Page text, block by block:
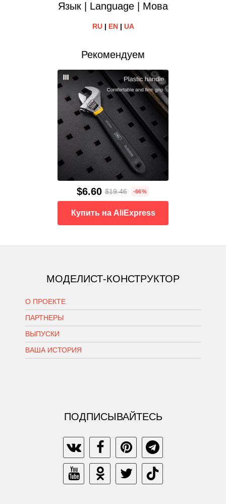
Язык | Language | Мова
RU| EN| UA
Рекомендуем
$6.60 $19.46 -66%
Купить на AliExpress
МОДЕЛИСТ-КОНСТРУКТОР
О ПРОЕКТЕ
ПАРТНЕРЫ
ВЫПУСКИ
ВАША ИСТОРИЯ
ПОДПИСЫВАЙТЕСЬ